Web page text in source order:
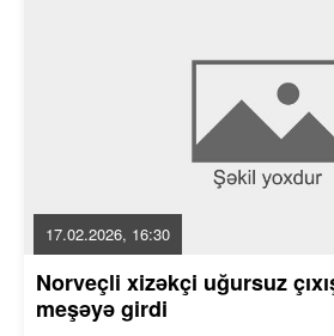
17.02.2026, 16:30
Norveçli xizəkçi uğursuz
meşəyə girdi